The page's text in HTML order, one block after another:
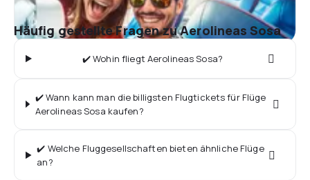
Häufig gestellte Fragen zu Aerolineas Sosa
✔️ Wohin fliegt Aerolineas Sosa?
✔️ Wann kann man die billigsten Flugtickets für Flüge
Aerolineas Sosa kaufen?
✔️ Welche Fluggesellschaften bieten ähnliche Flüge
an?